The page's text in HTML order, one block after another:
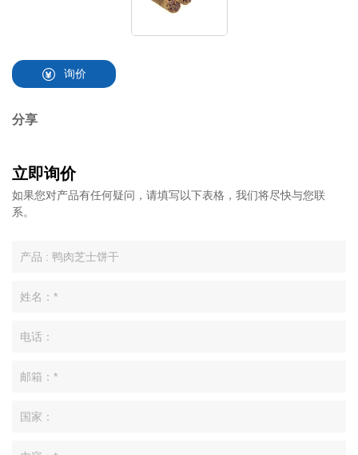
询价
分享
立即询价
如果您对产品有任何疑问，请填写以下表格，我们将尽快与您联
系。